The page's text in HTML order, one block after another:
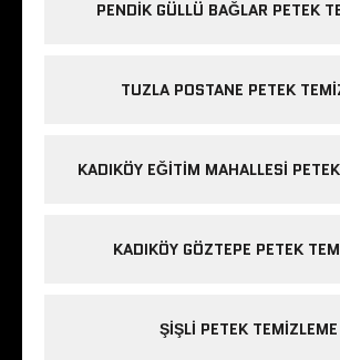
PENDIK GÜLLÜ BAĞLAR PETEK
TUZLA POSTANE PETEK
KADIKÖY EĞITIM MAHALLESI
KADIKÖY GÖZTEPE PETEK
ŞIŞLI PETEK TEMIZLEME